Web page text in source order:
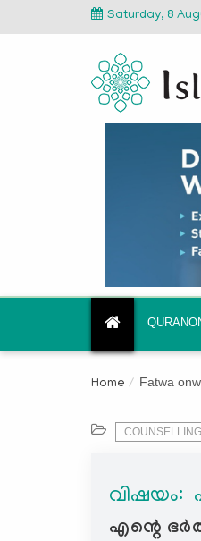
Saturday, 8
Home Fatwa
COUNSELLING
വിഷയം:
എന്റെ